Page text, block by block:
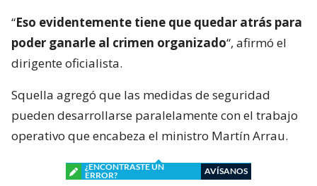
“Eso evidentemente tiene que quedar atrás para
poder ganarle al crimen organizado“, afirmó el
dirigente oficialista.
Squella agregó que las medidas de seguridad
pueden desarrollarse paralelamente con el trabajo
operativo que encabeza el ministro Martín Arrau.
¿ENCONTRASTE UN
ERROR?
AVÍSANOS